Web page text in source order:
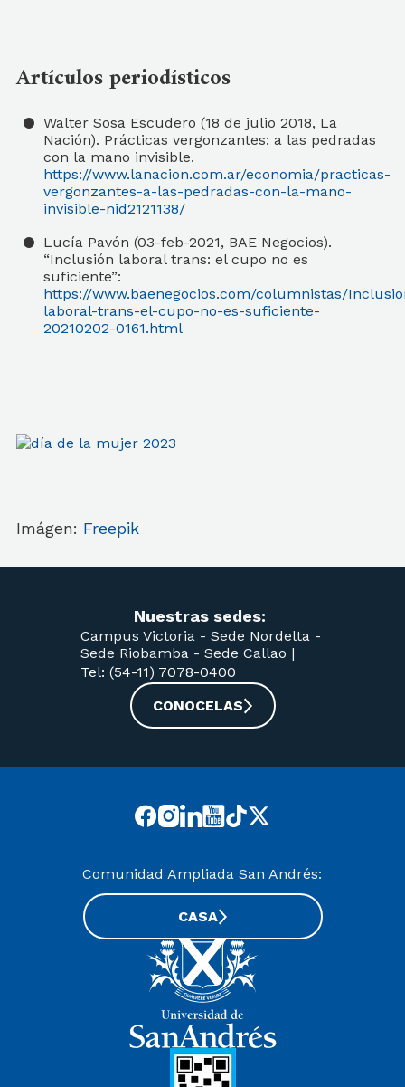
Artículos periodísticos
Walter Sosa Escudero (18 de julio 2018, La
Nación). Prácticas vergonzantes: a las pedradas
con la mano invisible.
https://www.lanacion.com.ar/economia/practicas-
vergonzantes-a-las-pedradas-con-la-mano-
invisible-nid2121138/
Lucía Pavón (03-feb-2021, BAE Negocios).
“Inclusión laboral trans: el cupo no es
suficiente”:
https://www.baenegocios.com/columnistas/
laboral-trans-el-cupo-no-es-suficiente-
20210202-0161.html
Imágen: Freepik
Nuestras sedes:
Campus Victoria - Sede Nordelta -
Sede Riobamba - Sede Callao |
Tel: (54-11) 7078-0400
CONOCELAS
Comunidad Ampliada San Andrés:
CASA